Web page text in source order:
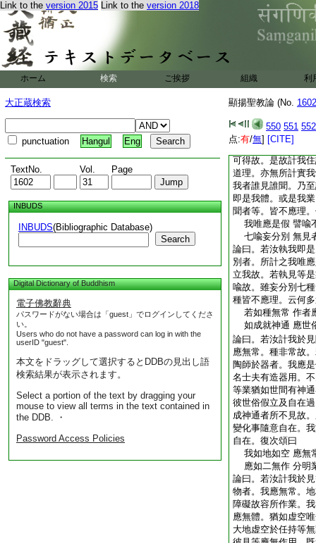
Link to the version 2015 Link to the version 2018
ホーム 検索 ご挨拶 組織 利
大正蔵検索
punctuation Hangul Eng
TextNo. Vol. Page
INBUDS
INBUDS(Bibliographic Database)
Search
Digital Dictionary of Buddhism
電子佛教辭典
パスワードがない場合は「guest」でログインしてくださ
い。
Users who do not have a password can log in with the
userID "guest".
本文をドラッグして選択するとDDBの見出し語
検索結果が表示されます。
Select a portion of the text by dragging your
mouse to view all terms in the text contained in
the DDB. ・
Password Access Policies
顯揚聖教論 (No.
550 551 552
点:有/無] [CITE]
火在薪。爲如明依
是一切皆不應理。
者爲五。若如主住
舍形貌異故。若如
燈有無明起滅故。
不見舍主有常住者
往餘處或死滅故。
性故。若如虚空者
業用顯然可得。謂
不爾。故成過失。
得。何以故。無我
可得故。是故計我
道理。亦無所計實
我者誰見誰聞。乃
即是我體。或是我
聞者等。皆不應理
我唯應是假 譬喩
七喩妄分別 無見
論曰。若汝執我即
別者。所計之我唯
立我故。若執見等
喩故。雖妄分別七
種皆不應理。云何
若如種無常 作者
如成就神通 應世
論曰。若汝計我於
應無常。種非常故
陶師於器者。我應
名士夫有造器用。
等業猶如世間有神
彼世俗假立及自在
成神通者所不見故
變化事隨意自在。
自在。復次頌曰
我如地如空 應無
應如二無作 分明
論曰。若汝計我於
物者。我應無常。
障礙故容所作業。
應無體。猶如虚空
大地虚空於任持等